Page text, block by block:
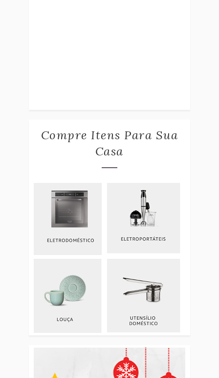
Compre Itens Para Sua
Casa